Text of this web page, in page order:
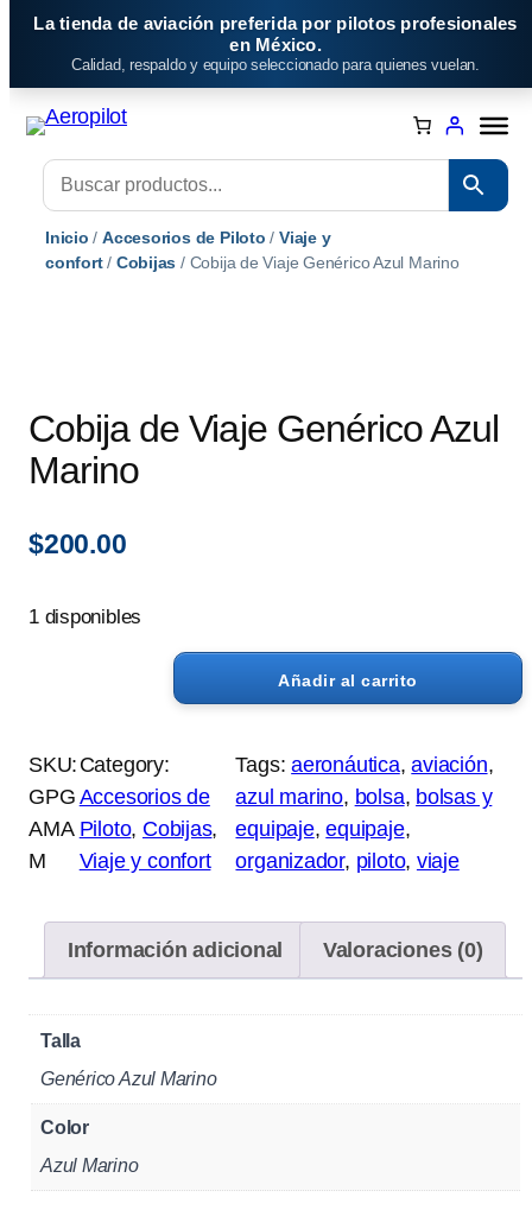
Saltar
La tienda de aviación preferida por pilotos profesionales
en México.
Calidad, respaldo y equipo seleccionado para quienes vuelan.
Inicio /Accesorios de Piloto / Viaje y
confort/ Cobijas / Cobija de Viaje Genérico Azul Marino
Cobija de Viaje Genérico Azul
Marino
$200.00
1 disponibles
b
i
j
a
i
a
G
Añadir al carrito
SKU:
GPG
AMA
M
Category:
Accesorios de
Piloto, Cobijas
Viaje y confort
Tags:aeronáutica, aviación
azul marino, bolsa, bolsas y
equipaje, equipaje
organizador, piloto, viaje
Información adicional Valoraciones (0)
Talla
Genérico Azul Marino
Color
Azul Marino